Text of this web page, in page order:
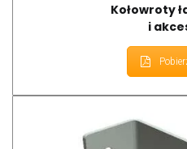
Kołowroty
i